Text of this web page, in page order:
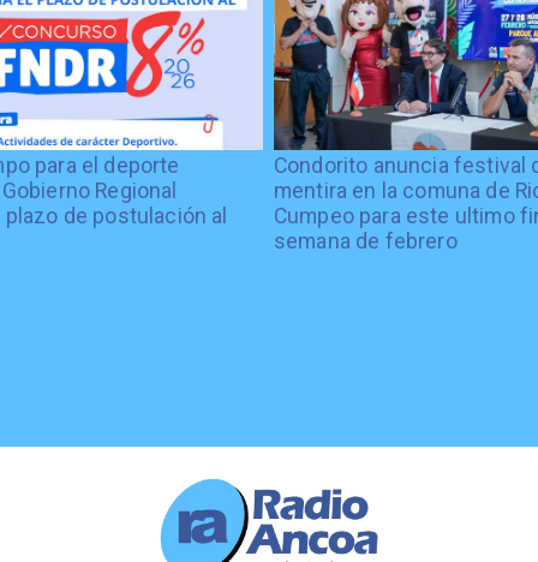
para el deporte
Regional
de postulación al
Condorito anuncia festival
mentira en la comuna de
Cumpeo para este ultimo
semana de febrero